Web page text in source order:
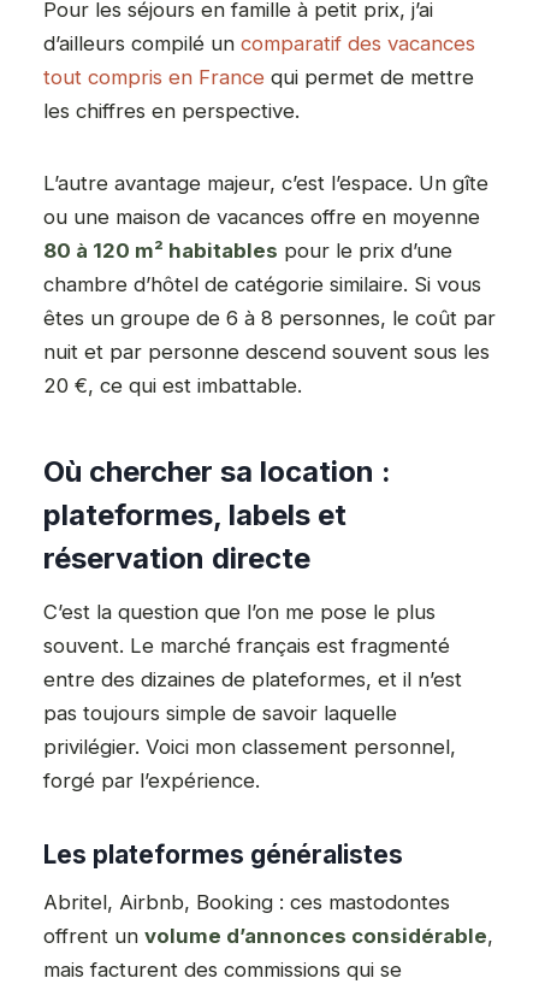
Pour les séjours en famille à petit prix, j’ai
d’ailleurs compilé un comparatif des vacances
tout compris en France qui permet de mettre
les chiffres en perspective.
L’autre avantage majeur, c’est l’espace. Un gîte
ou une maison de vacances offre en moyenne
80 à 120 m² habitables pour le prix d’une
chambre d’hôtel de catégorie similaire. Si vous
êtes un groupe de 6 à 8 personnes, le coût par
nuit et par personne descend souvent sous les
20 €, ce qui est imbattable.
Où chercher sa location :
plateformes, labels et
réservation directe
C’est la question que l’on me pose le plus
souvent. Le marché français est fragmenté
entre des dizaines de plateformes, et il n’est
pas toujours simple de savoir laquelle
privilégier. Voici mon classement personnel,
forgé par l’expérience.
Les plateformes généralistes
Abritel, Airbnb, Booking : ces mastodontes
offrent un volume d’annonces considérable,
mais facturent des commissions qui se